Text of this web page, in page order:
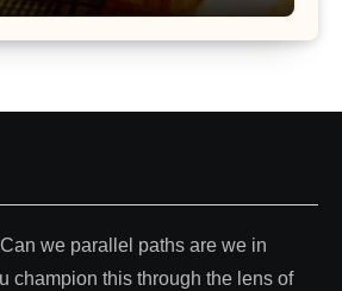
we parallel paths are we in
champion this through the lens of